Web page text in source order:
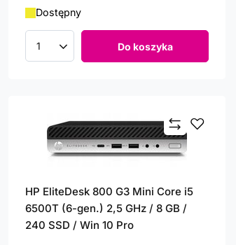
Dostępny
Ilość produktów Do koszyka
HP EliteDesk 800 G3 Mini Core i5
6500T (6-gen.) 2,5 GHz / 8 GB /
240 SSD / Win 10 Pro